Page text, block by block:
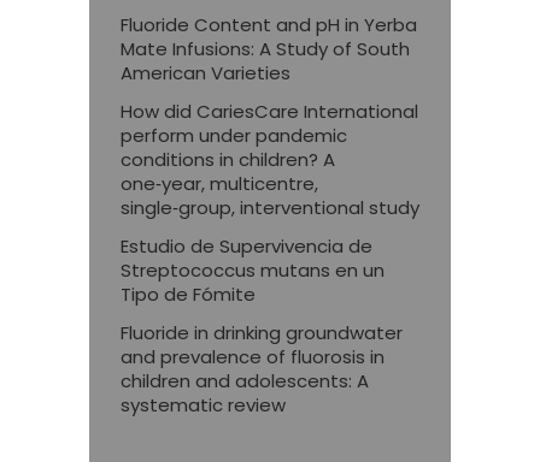
Fluoride Content and pH in Yerba
Mate Infusions: A Study of South
American Varieties
How did CariesCare International
perform under pandemic
conditions in children? A
one‑year, multicentre,
single‑group, interventional study
Estudio de Supervivencia de
Streptococcus mutans en un
Tipo de Fómite
Fluoride in drinking groundwater
and prevalence of fluorosis in
children and adolescents: A
systematic review